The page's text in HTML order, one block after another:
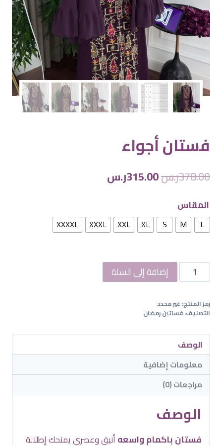
فستان أجواء
378.00ر.سالسعر
378.00ر.س.
315.00ر.س
315.00ر.س.
المقاس
L
M
S
XL
XXL
XXXL
XXXXL
كمية
فستان
إضافة إلى السلة
رمز المنتج: غير محدد
التصنيف:فساتين رمضان
الوصف
معلومات إضافية
مراجعات (0)
الوصف
فستان باكمام واسعهأنيق وعصري يمنحك إطلالة